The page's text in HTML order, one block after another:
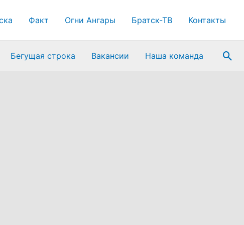
Факт Огни Ангары Братск-ТВ Контакты
Бегущая строка Вакансии Наша команда